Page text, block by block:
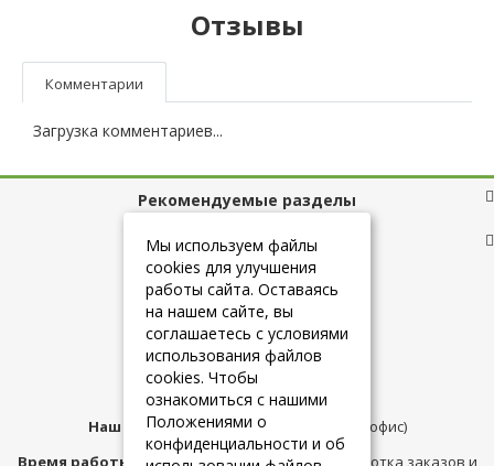
Отзывы
Комментарии
Загрузка комментариев...
Рекомендуемые разделы
Полезные ссылки
+7 (925) 084-10-60
Наш адрес:Москва,ул.Плещеева д.12 (офис)
Время работы магазина:с 10:00 до 21:00 (обработка заказов и
Мы используем файлы
cookies для улучшения
работы сайта. Оставаясь
на нашем сайте, вы
соглашаетесь с условиями
использования файлов
cookies. Чтобы
ознакомиться с нашими
Положениями о
конфиденциальности и об